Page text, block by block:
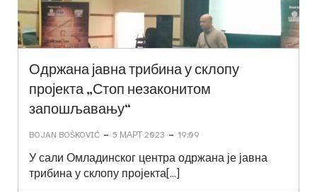
Одржана јавна трибина у склопу
пројекта „Стоп незаконитом
запошљавању“
BOJAN BOŠKOVIĆ - 5 МАРТ 2023 - 19:09
У сали Омладинског центра одржана је јавна
трибина у склопу пројекта[…]